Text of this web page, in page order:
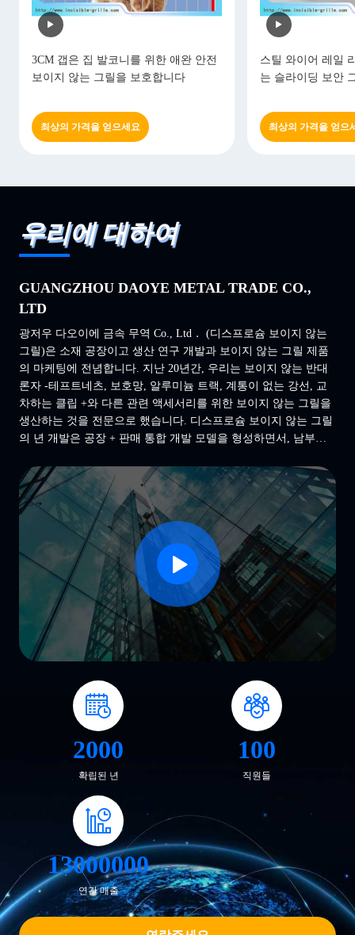
3CM 갭은 집 발코니를 위한 애완 안전
보이지 않는 그릴을 보호합니다
최상의 가격을 얻으세요
스틸 와이어 레일
는 슬라이딩 보안
최상의 가격을 얻으
우리에 대하여
GUANGZHOU DAOYE METAL TRADE CO.,
LTD
광저우 다오이에 금속 무역 Co., Ltd． (디스프로슘 보이지 않는
그릴)은 소재 공장이고 생산 연구 개발과 보이지 않는 그릴 제품
의 마케팅에 전념합니다. 지난 20년간, 우리는 보이지 않는 반대
론자 -테프트네츠, 보호망, 알루미늄 트랙, 계통이 없는 강선, 교
차하는 클립 +와 다른 관련 액세서리를 위한 보이지 않는 그릴을
생산하는 것을 전문으로 했습니다. 디스프로슘 보이지 않는 그릴
의 년 개발은 공장 + 판매 통합 개발 모델을 형성하면서, 남부
지가 싱가포르, 말레이시아, 태국, 캄보디아, 미얀마, 인도, 대만,
홍콩, 인도네시아, 남아메리카와 다른 나라에 수출한 가장 큰 것
으로 성장했습니다. 디스프로슘 보이지 않는 그릴은 끊임없이 고
품질 제품을 홍보할 것입니다.우리는 있고 끊임없이 하고 내부 코
아 경쟁력, 강하고 동반자 동맹을 강화합니다.크레아티닌 많은 사
업 기회 기 위해, 우리는 누가 정직, 협력의 모양으로 ...
2000
확립된 년
100
직원들
13000000
연간 매출